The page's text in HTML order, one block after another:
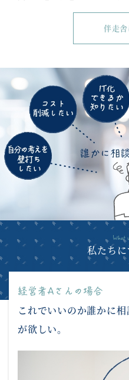
伴走
私たち
これでいいのか誰かに
が欲しい。